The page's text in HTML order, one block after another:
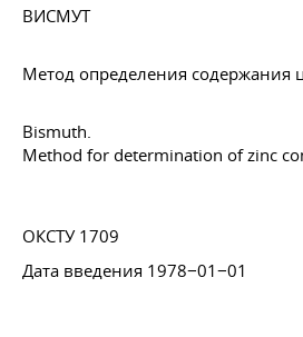
ВИСМУТ
Метод определения содержания
Bismuth.
Method for determination of zinc
ОКСТУ 1709
Дата введения 1978−01−01